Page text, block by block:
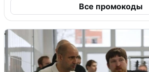
Все промокоды